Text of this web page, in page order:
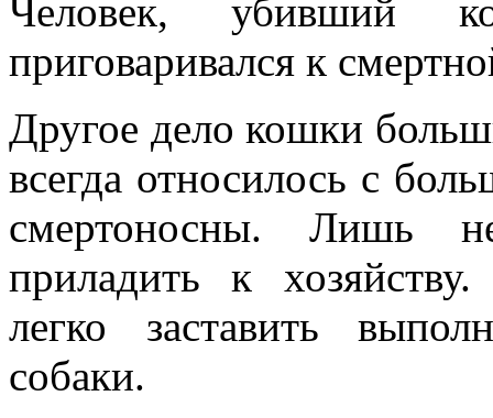
Человек, убивший
приговаривался к
Другое дело кошки
всегда относилось с
смертоносны. Лишь
приладить к
легко заставить
собаки.